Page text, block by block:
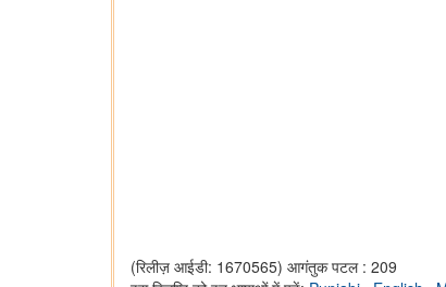
(रिलीज़ आईडी: 1670565) आगंतुक पटल : 209